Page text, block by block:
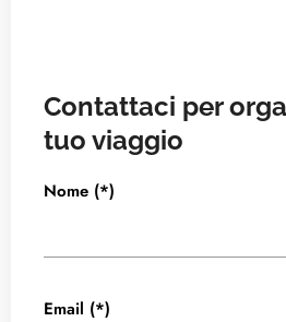
Contattaci per
tuo viaggio
Nome (*)
Email (*)